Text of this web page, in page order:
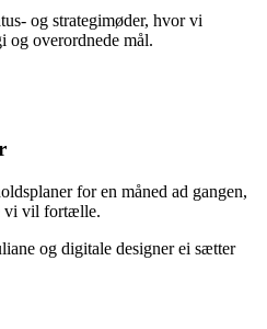
og strategimøder, hvor vi
og overordnede mål.
for en måned ad gangen,
vi vil fortælle.